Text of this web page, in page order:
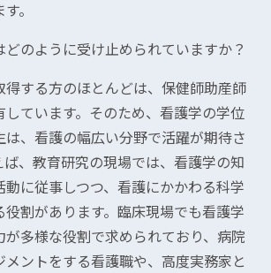
。
のように受け止められていますか？
得する方のほとんどは、保健師助産師
しています。そのため、看護学の学位
は、看護の幅広い分野で活躍が期待さ
、教育研究の現場では、看護学の知
動に従事しつつ、看護にかかわる科学
割があります。臨床現場でも看護学
が多様な役割で求められており、病院
ントをする看護職や、高度実務家と